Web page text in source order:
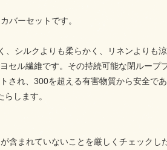
バーセットです。
シルクよりも柔らかく、リネンよりも涼
ル繊維です。その持続可能な閉ループ
れ、300を超える有害物質から安全で
します。
含まれていないことを厳しくチェック